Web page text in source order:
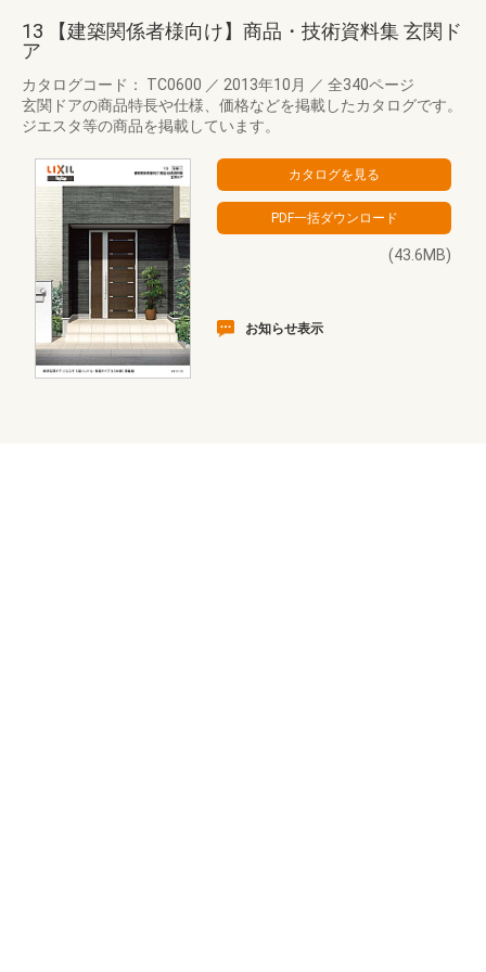
13 【建築関係者様向け】商品・技術資料集 玄関ド
ア
カタログコード： TC0600 ／ 2013年10月 ／ 全340ページ
玄関ドアの商品特長や仕様、価格などを掲載したカタログです。
ジエスタ等の商品を掲載しています。
(43.6MB)
お知らせ表示